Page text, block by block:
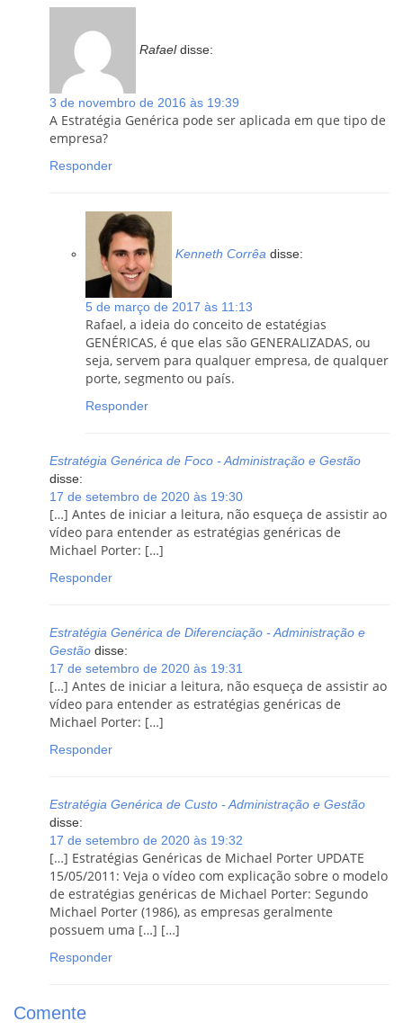
Rafael disse:
3 de novembro de 2016 às 19:39
A Estratégia Genérica pode ser aplicada em que tipo de
empresa?
Responder
Kenneth Corrêa disse:
5 de março de 2017 às 11:13
Rafael, a ideia do conceito de estatégias
GENÉRICAS, é que elas são GENERALIZADAS, ou
seja, servem para qualquer empresa, de qualquer
porte, segmento ou país.
Responder
Estratégia Genérica de Foco - Administração e Gestão
disse:
17 de setembro de 2020 às 19:30
[…] Antes de iniciar a leitura, não esqueça de assistir ao
vídeo para entender as estratégias genéricas de
Michael Porter: […]
Responder
Estratégia Genérica de Diferenciação - Administração e
Gestão disse:
17 de setembro de 2020 às 19:31
[…] Antes de iniciar a leitura, não esqueça de assistir ao
vídeo para entender as estratégias genéricas de
Michael Porter: […]
Responder
Estratégia Genérica de Custo - Administração e Gestão
disse:
17 de setembro de 2020 às 19:32
[…] Estratégias Genéricas de Michael Porter UPDATE
15/05/2011: Veja o vídeo com explicação sobre o modelo
de estratégias genéricas de Michael Porter: Segundo
Michael Porter (1986), as empresas geralmente
possuem uma […] […]
Responder
Comente